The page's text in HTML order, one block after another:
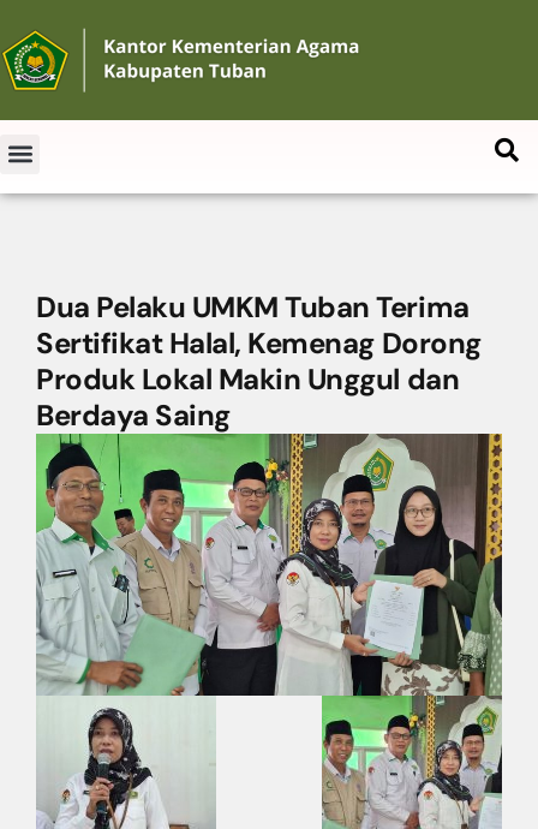
Dua Pelaku UMKM Tuban Terima
Sertifikat Halal, Kemenag Dorong
Produk Lokal Makin Unggul dan
Berdaya Saing